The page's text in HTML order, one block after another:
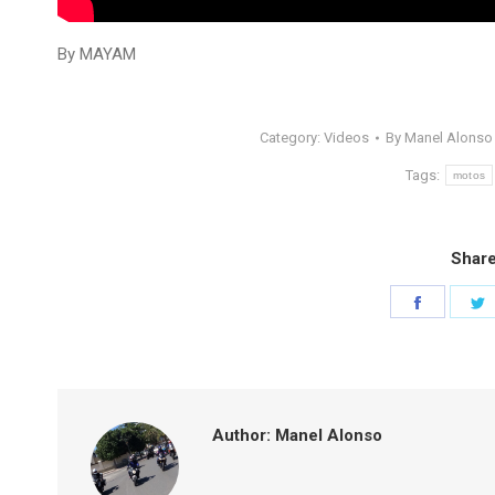
By MAYAM
Category:Videos By Manel Alonso
Tags: motos
Author: Manel Alonso